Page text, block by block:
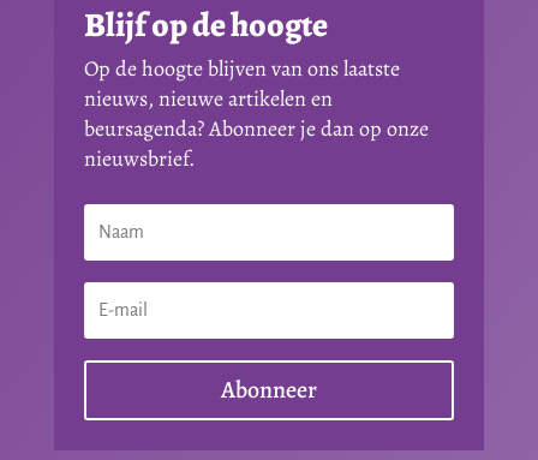
Blijf op de hoogte
Op de hoogte blijven van ons laatste
nieuws, nieuwe artikelen en
beursagenda? Abonneer je dan op onze
nieuwsbrief.
Abonneer